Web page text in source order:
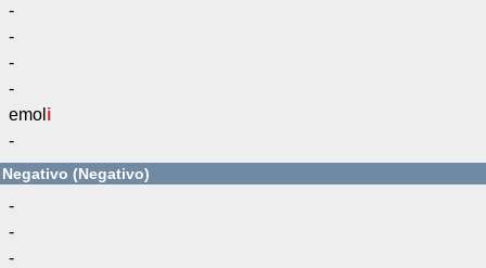
-
-
-
-
emol i
-
Negativo (Negativo)
-
-
-